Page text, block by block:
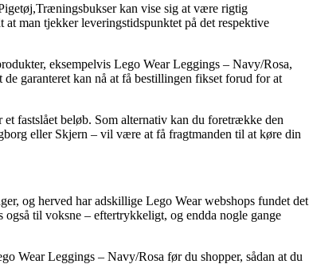
kan vise sig at være rigtig
man tjekker leveringstidspunktet på det respektive
eksempelvis Lego Wear Leggings – Navy/Rosa,
garanteret kan nå at få bestillingen fikset forud for at
fastslået beløb. Som alternativ kan du foretrække den
eller Skjern – vil være at få fragtmanden til at køre din
og herved har adskillige Lego Wear webshops fundet det
til voksne – eftertrykkeligt, og endda nogle gange
Wear Leggings – Navy/Rosa før du shopper, sådan at du